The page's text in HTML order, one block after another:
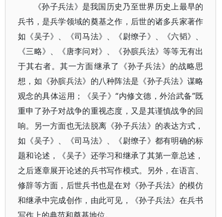
《孙子兵法》是我国历史乃至世界历史上最早的
兵书，是兵学领域的奠基之作，后世的诸多兵家著作
如《吴子》、《司马法》、《尉缭子》、《六韬》、
《三略》、《唐李问对》、《孙膑兵法》等等无有出
于其右者。其一方面继承了《孙子兵法》的战略思
想，如《孙膑兵法》的八种阵法是《孙子兵法》谋略
观念的具体运用；《吴子》“内修文德，外治武备”既
重申了孙子对战争的重视态度，又是其谨慎战争的回
响。另一方面也无法脱离《孙子兵法》的表达方式，
如《吴子》、《司马法》、《尉缭子》都有明确的标
题和论述，《吴子》还学习和继承了其第一章总述，
之后逐章展开论述的兵书写作模式。另外，在语言、
修辞等方面，后世兵书也是在对《孙子兵法》的模仿
和继承中完成创作，由此可见，《孙子兵法》在兵书